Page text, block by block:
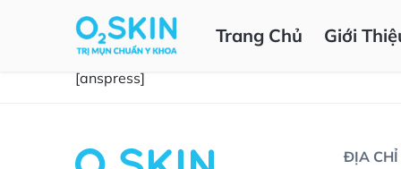
Trang Chủ Giới
[anspress]
ĐỊA CHỈ